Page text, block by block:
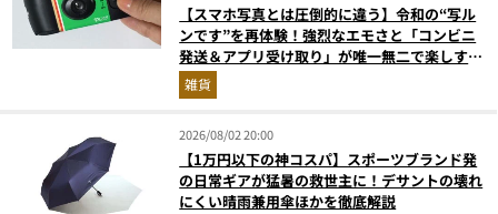
【スマホ写真とは圧倒的に違う】令和の“写ル
ンです”を再体験！強烈なエモさと「コンビニ
発送＆アプリ受け取り」が唯一無二で楽しすぎ
た雑貨
2026/08/02 20:00
【1万円以下の神コスパ】スポーツブランド発
の日常ギアが猛暑の救世主に！デサントの壊れ
にくい晴雨兼用傘ほかを徹底解説